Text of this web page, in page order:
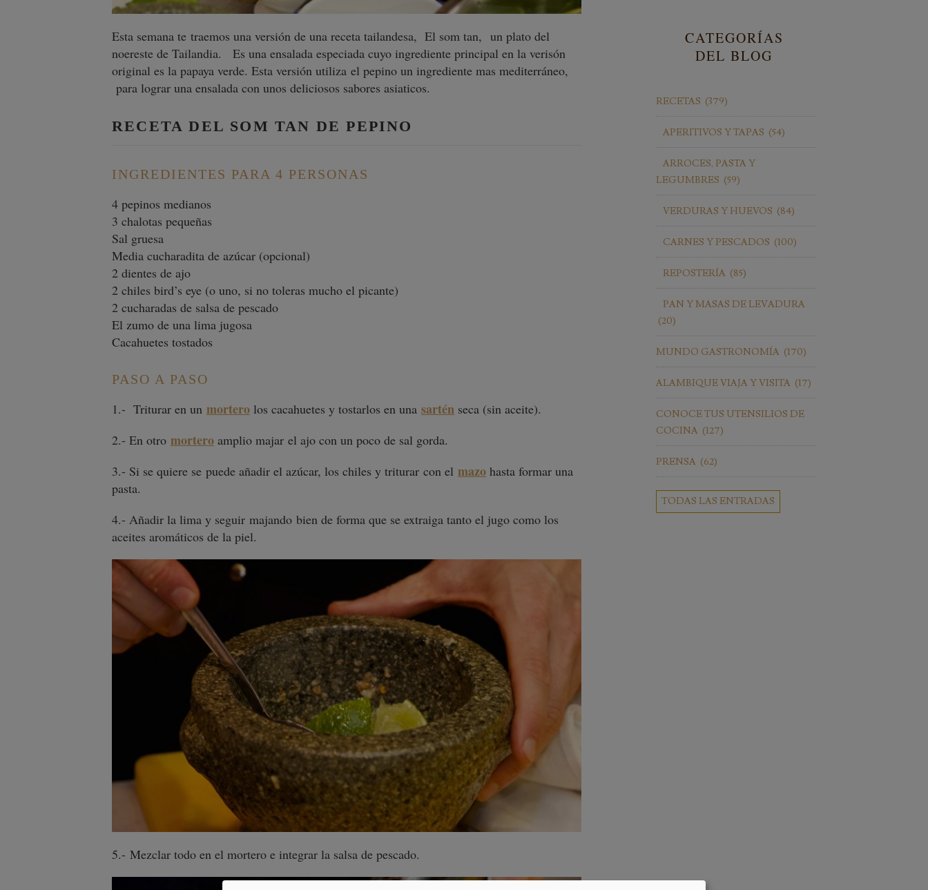
CATEGORÍAS
DEL BLOG
RECETAS (379)
APERITIVOS Y TAPAS (54)
ARROCES, PASTA Y
LEGUMBRES (59)
VERDURAS Y HUEVOS (84)
CARNES Y PESCADOS (100)
REPOSTERÍA (85)
PAN Y MASAS DE LEVADURA
(20)
MUNDO GASTRONOMÍA (170)
ALAMBIQUE VIAJA Y VISITA (17)
CONOCE TUS UTENSILIOS DE
COCINA (127)
PRENSA (62)
TODAS LAS ENTRADAS
Esta semana te traemos una versión de una receta tailandesa, El som tan, un plato del
noereste de Tailandia. Es una ensalada especiada cuyo ingrediente principal en la verisón
original es la papaya verde. Esta versión utiliza el pepino un ingrediente mas mediterráneo,
para lograr una ensalada con unos deliciosos sabores asiaticos.
RECETA DEL SOM TAN DE PEPINO
INGREDIENTES PARA 4 PERSONAS
4 pepinos medianos
3 chalotas pequeñas
Sal gruesa
Media cucharadita de azúcar (opcional)
2 dientes de ajo
2 chiles bird’s eye (o uno, si no toleras mucho el picante)
2 cucharadas de salsa de pescado
El zumo de una lima jugosa
Cacahuetes tostados
PASO A PASO
1.- Triturar en un mortero los cacahuetes y tostarlos en una sartén seca (sin aceite).
2.- En otro mortero amplio majar el ajo con un poco de sal gorda.
3.- Si se quiere se puede añadir el azúcar, los chiles y triturar con el mazo hasta formar una
pasta.
4.- Añadir la lima y seguir majando bien de forma que se extraiga tanto el jugo como los
aceites aromáticos de la piel.
5.- Mezclar todo en el mortero e integrar la salsa de pescado.